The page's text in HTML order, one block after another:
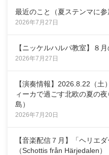
最近のこと（夏ステンマに参
2026年7月27日
【ニッケルハルパ教室】８
2026年7月27日
【演奏情報】2026.8.22（
ィーカで過ごす北欧の夏の
島）
2026年7月20日
【音楽配信７月】「ヘリエ
（Schottis från Härjedalen）